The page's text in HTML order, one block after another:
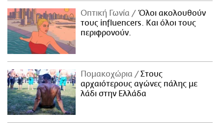
Οπτική Γωνία
Όλοι ακολουθούν
τους influencers. Και όλοι τους
περιφρονούν.
Πομακοχώρια
Στους
αρχαιότερους αγώνες πάλης με
λάδι στην Ελλάδα